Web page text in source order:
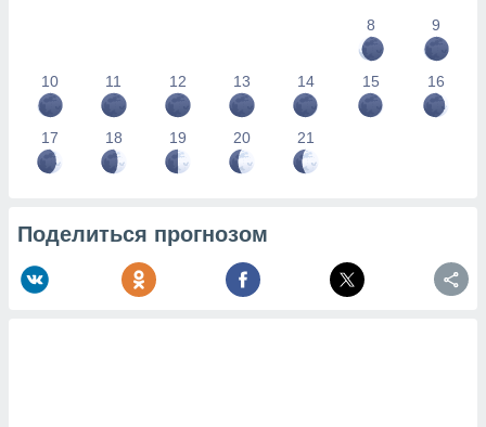
8
9
10 11 12 13 14 15 16
17 18 19 20 21
Поделиться прогнозом